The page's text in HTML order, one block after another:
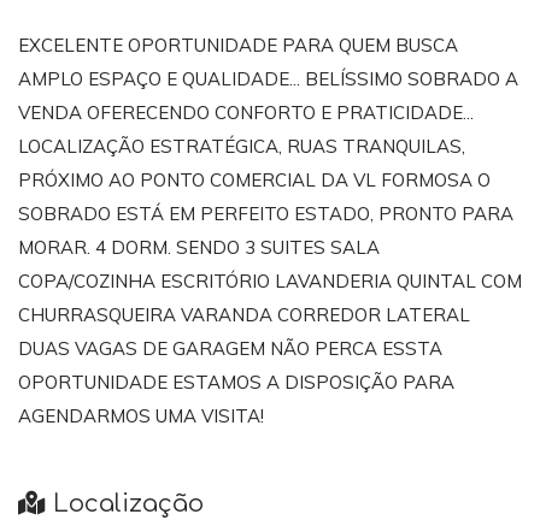
EXCELENTE OPORTUNIDADE PARA QUEM BUSCA
AMPLO ESPAÇO E QUALIDADE... BELÍSSIMO SOBRADO A
VENDA OFERECENDO CONFORTO E PRATICIDADE...
LOCALIZAÇÃO ESTRATÉGICA, RUAS TRANQUILAS,
PRÓXIMO AO PONTO COMERCIAL DA VL FORMOSA O
SOBRADO ESTÁ EM PERFEITO ESTADO, PRONTO PARA
MORAR. 4 DORM. SENDO 3 SUITES SALA
COPA/COZINHA ESCRITÓRIO LAVANDERIA QUINTAL COM
CHURRASQUEIRA VARANDA CORREDOR LATERAL
DUAS VAGAS DE GARAGEM NÃO PERCA ESSTA
OPORTUNIDADE ESTAMOS A DISPOSIÇÃO PARA
AGENDARMOS UMA VISITA!
Localização